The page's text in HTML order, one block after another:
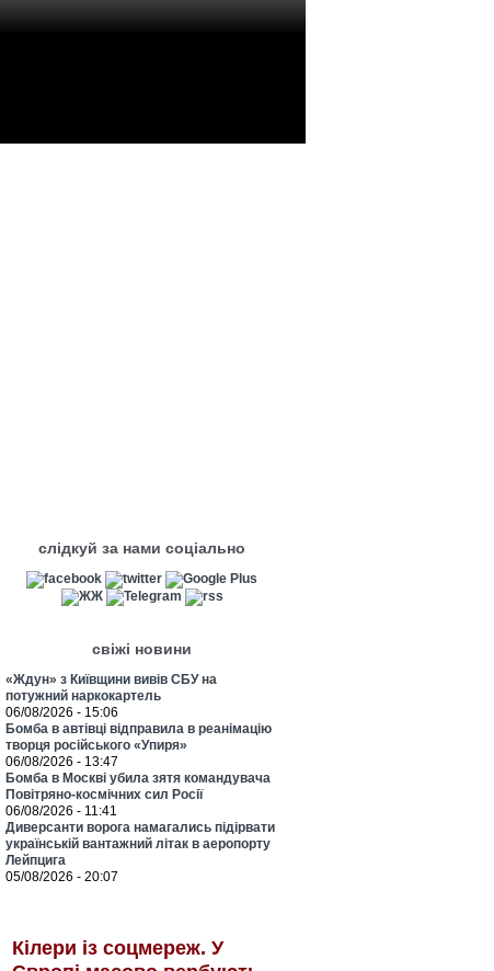
слідкуй за нами соціально
свіжі новини
«Ждун» з Київщини вивів СБУ на
потужний наркокартель
06/08/2026 - 15:06
Бомба в автівці відправила в реанімацію
творця російського «Упиря»
06/08/2026 - 13:47
Бомба в Москві убила зятя командувача
Повітряно-космічних сил Росії
06/08/2026 - 11:41
Диверсанти ворога намагались підірвати
українській вантажний літак в аеропорту
Лейпцига
05/08/2026 - 20:07
Кілери із соцмереж. У